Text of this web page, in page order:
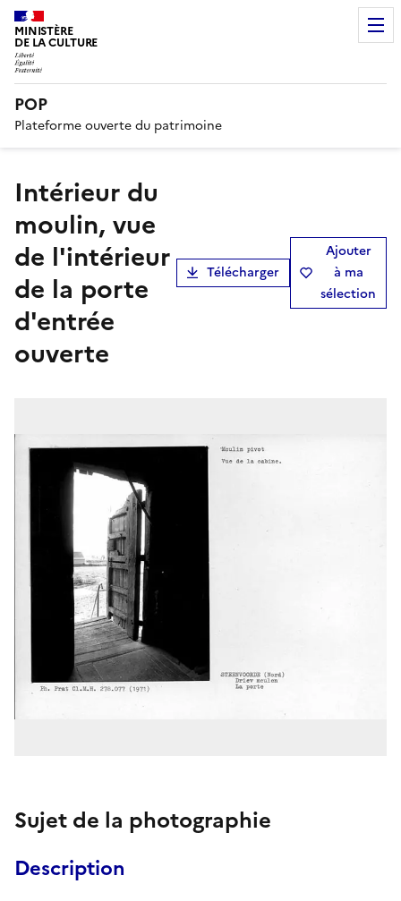
MINISTÈRE
DE LA CULTURE
POP
Plateforme ouverte du patrimoine
Intérieur du
moulin, vue
de l'intérieur
de la porte
d'entrée
ouverte
Télécharger
Ajouter
à ma
sélection
Sujet de la photographie
Description